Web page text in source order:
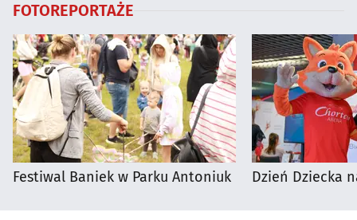
FOTOREPORTAŻE
Festiwal Baniek w Parku Antoniuk Dzień Dziecka